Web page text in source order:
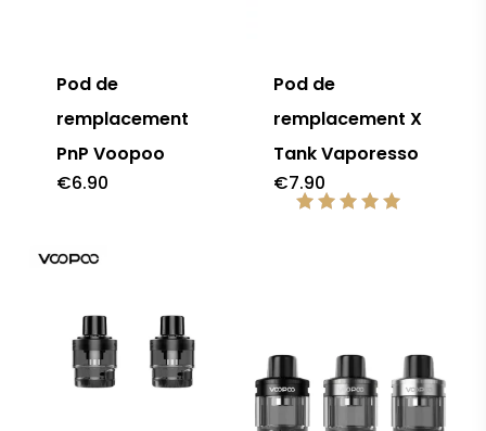
Pod de
remplacement
PnP Voopoo
€6.90
Pod de
remplacement X
Tank Vaporesso
€7.90